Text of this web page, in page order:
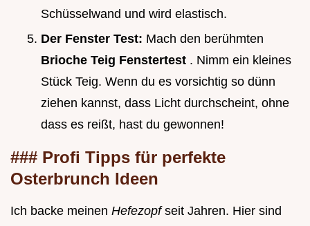
Schüsselwand und wird elastisch.
Der Fenster Test: Mach den berühmten
Brioche Teig Fenstertest . Nimm ein kleines
Stück Teig. Wenn du es vorsichtig so dünn
ziehen kannst, dass Licht durchscheint, ohne
dass es reißt, hast du gewonnen!
### Profi Tipps für perfekte
Osterbrunch Ideen
Ich backe meinen Hefezopfseit Jahren. Hier sind